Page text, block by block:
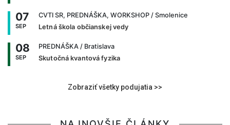
07
SEP
CVTI SR, PREDNÁŠKA, WORKSHOP / Smolenice
Letná škola občianskej vedy
08
SEP
PREDNÁŠKA / Bratislava
Skutočná kvantová fyzika
Zobraziť všetky podujatia >>